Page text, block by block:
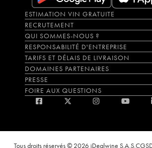
ESTIMATION VIN GRATUITE
RECRUTEMENT
QUI SOMMES-NOUS ?
RESPONSABILITÉ D'ENTREPRISE
TARIFS ET DÉLAIS DE LIVRAISON
DOMAINES PARTENAIRES
PRESSE
FOIRE AUX QUESTIONS
Tous droits réservés © 2026 iDealwine S.A.S.CGS